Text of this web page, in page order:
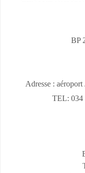
BP
Adresse :
TEL: 034